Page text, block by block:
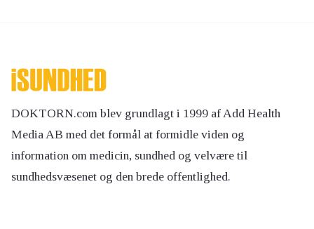
DOKTORN.com blev grundlagt i 1999 af Add Health
Media AB med det formål at formidle viden og
information om medicin, sundhed og velvære til
sundhedsvæsenet og den brede offentlighed.